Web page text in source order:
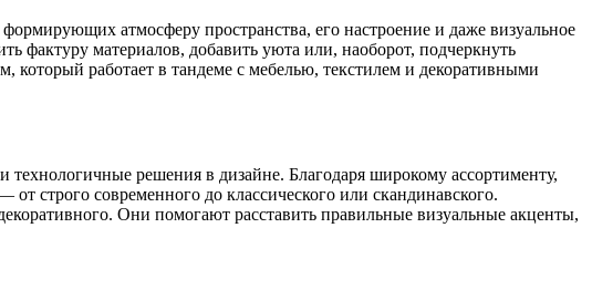
атмосферу пространства, его настроение и даже визуальное
фактуру материалов, добавить уюта или, наоборот, подчеркнуть
работает в тандеме с мебелью, текстилем и декоративными
решения в дизайне. Благодаря широкому ассортименту,
строго современного до классического или скандинавского.
Они помогают расставить правильные визуальные акценты,